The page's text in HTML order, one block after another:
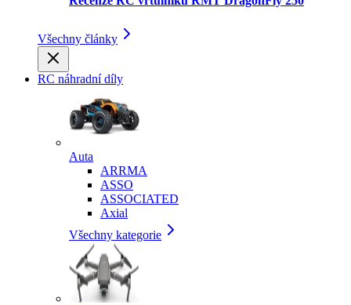
Všechny články
RC náhradní díly
Auta
ARRMA
ASSO
ASSOCIATED
Axial
Všechny kategorie